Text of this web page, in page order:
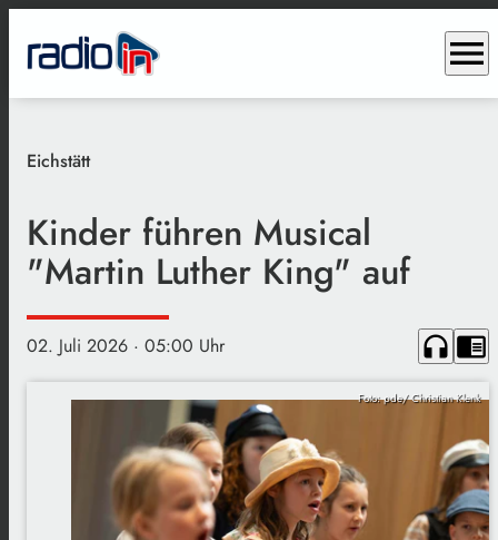
menu
Eichstätt
Kinder führen Musical
"Martin Luther King" auf
02. Juli 2026 · 05:00 Uhr headphones chrome_reader_mode
Foto: pde/ Christian Klenk